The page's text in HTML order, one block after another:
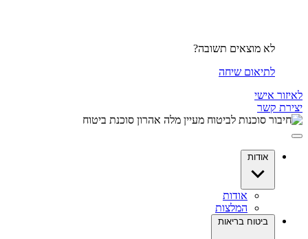
לא מוצאים תשובה?
לתיאום שיחה
לאיזור אישי
יצירת קשר
אודות
אודות
המלצות
ביטוח בריאות